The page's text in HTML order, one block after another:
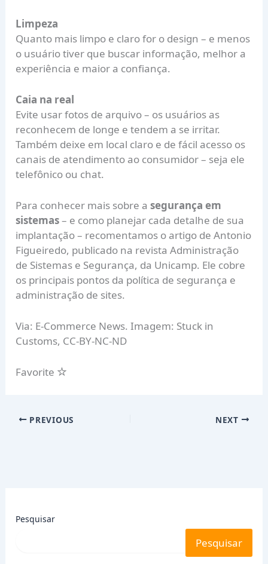
Limpeza
Quanto mais limpo e claro for o design – e menos
o usuário tiver que buscar informação, melhor a
experiência e maior a confiança.
Caia na real
Evite usar fotos de arquivo – os usuários as
reconhecem de longe e tendem a se irritar.
Também deixe em local claro e de fácil acesso os
canais de atendimento ao consumidor – seja ele
telefônico ou chat.
Para conhecer mais sobre asegurança em
sistemas– e como planejar cada detalhe de sua
implantação – recomentamos o artigo de Antonio
Figueiredo, publicado na revista Administração
de Sistemas e Segurança, da Unicamp. Ele cobre
os principais pontos da política de segurança e
administração de sites.
Via: E-Commerce News. Imagem: Stuck in
Customs, CC-BY-NC-ND
Favorite
PREVIOUS NEXT
Pesquisar
Pesquisar